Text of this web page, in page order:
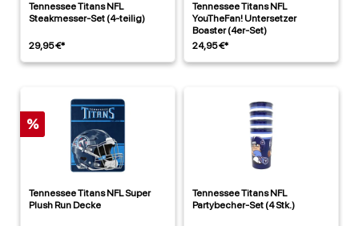
Tennessee Titans NFL
Steakmesser-Set (4-teilig)
29,95 €*
Tennessee Titans NFL
YouTheFan! Untersetzer
Boaster (4er-Set)
24,95 €*
%
Tennessee Titans NFL Super
Plush Run Decke
Tennessee Titans NFL
Partybecher-Set (4 Stk.)